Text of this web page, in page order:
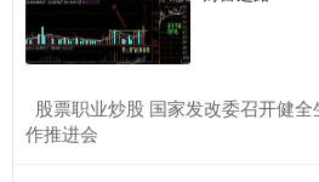
股票职业炒股 国家发改委召开健
作推进会